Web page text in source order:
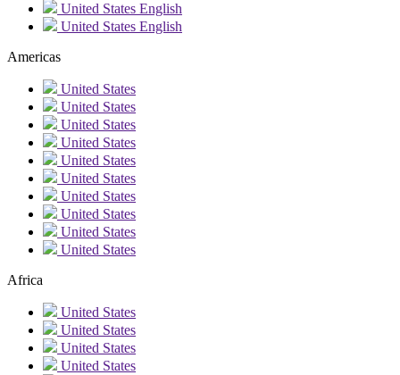
United States English
United States English
Americas
United States
United States
United States
United States
United States
United States
United States
United States
United States
United States
Africa
United States
United States
United States
United States